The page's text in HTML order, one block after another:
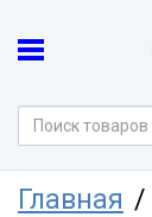
Главная